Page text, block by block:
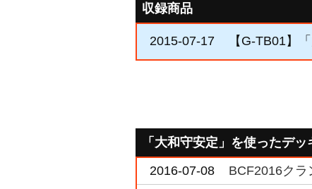
収録商品
2015-07-17 【G-TB01】
「大和守安定」を使ったデ
2016-07-08
BCF2016ク